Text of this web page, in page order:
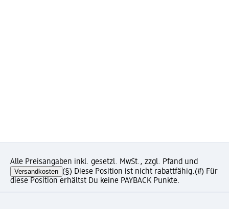
Alle Preisangaben inkl. gesetzl. MwSt., zzgl. Pfand und
Versandkosten (§) Diese Position ist nicht rabattfähig.(#) Für
diese Position erhältst Du keine PAYBACK Punkte.